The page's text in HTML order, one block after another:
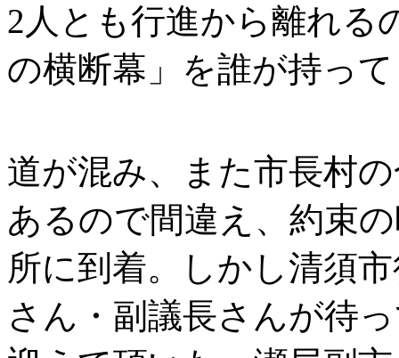
2人とも行進から離れる
の横断幕」を誰が持っ
道が混み、また市長村
あるので間違え、約束
所に到着。しかし清須
さん・副議長さんが待